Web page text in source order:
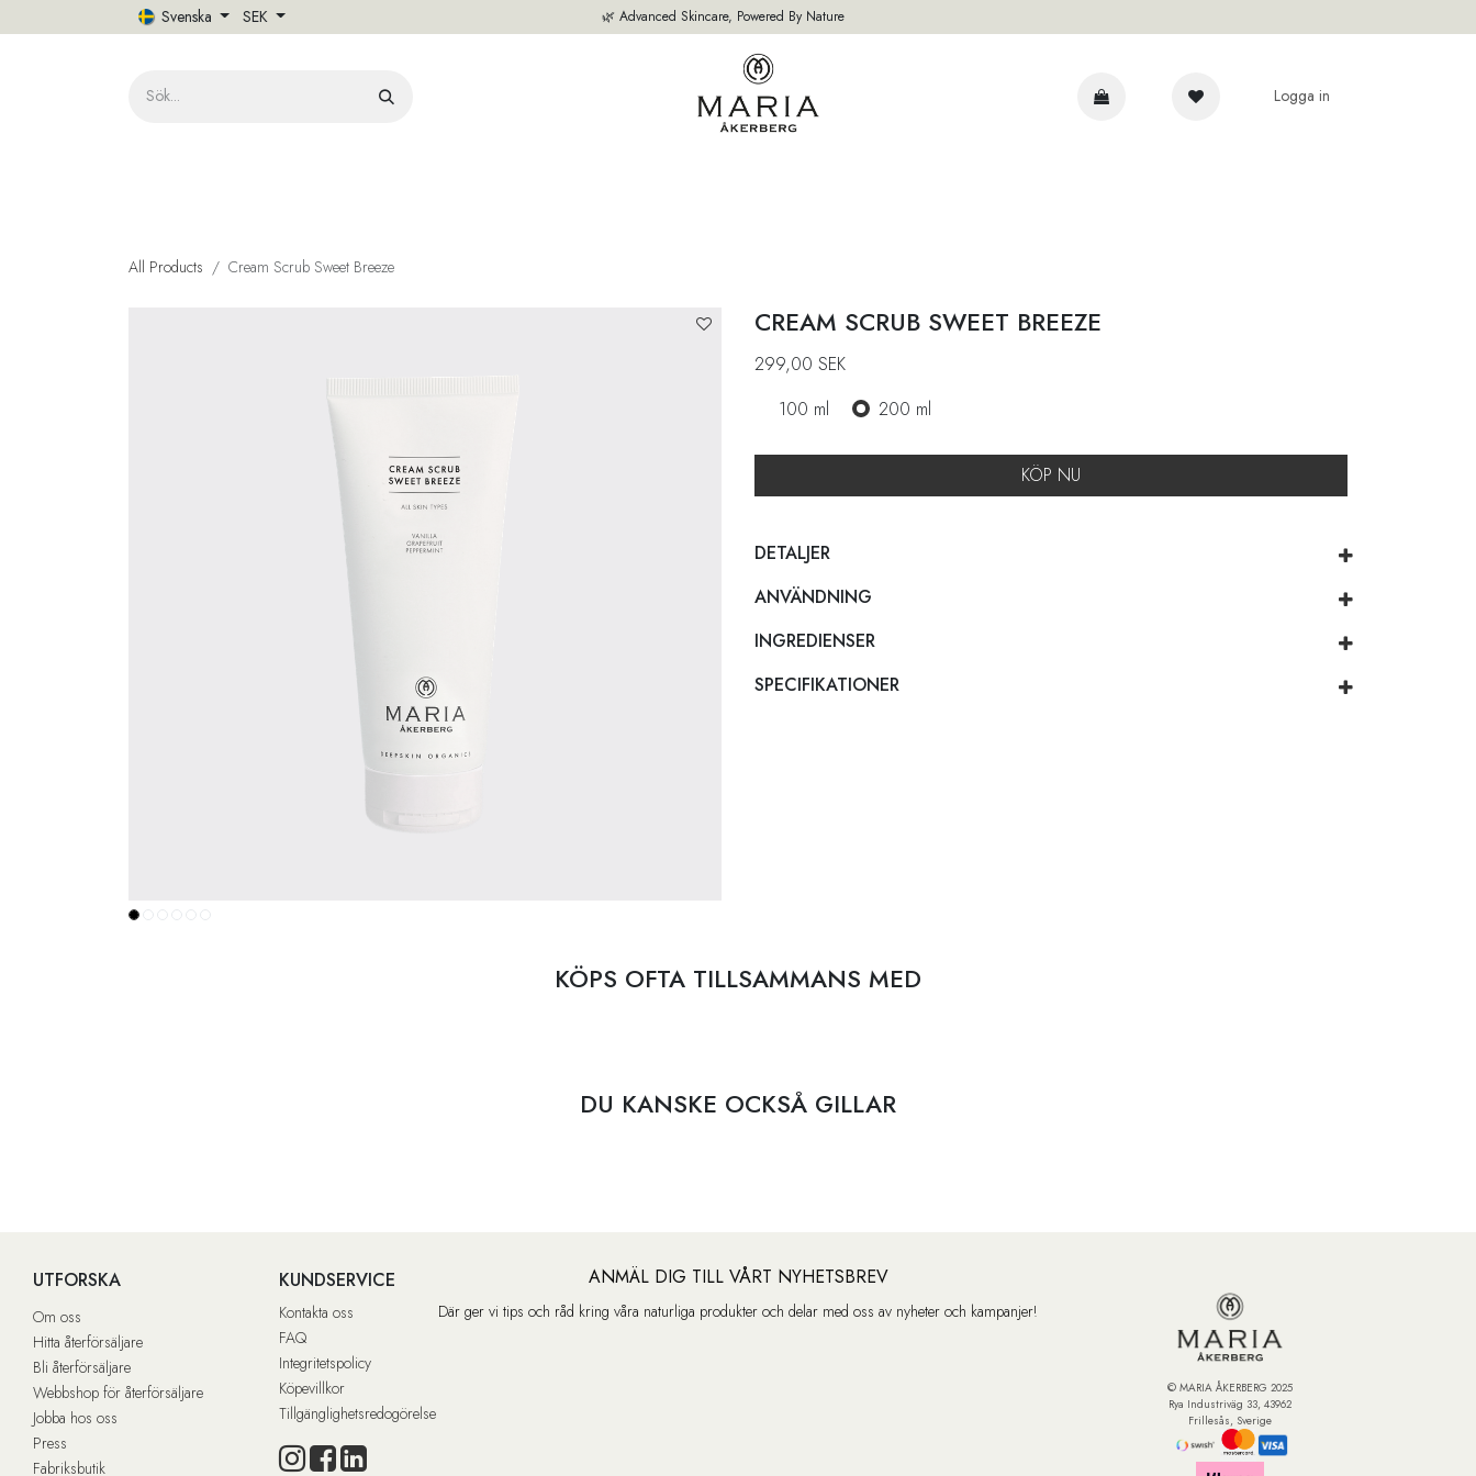
Svenska SEK 🌿 Advanced Skincare, Powered By Nature
Logga in
All Products Cream Scrub Sweet Breeze
CREAM SCRUB SWEET BREEZE
299,00 SEK
100 ml
200 ml
KÖP NU
DETALJER
ANVÄNDNING
INGREDIENSER
SPECIFIKATIONER
KÖPS OFTA TILLSAMMANS MED
DU KANSKE OCKSÅ GILLAR
UTFORSKA
Om oss
Hitta återförsäljare
Bli återförsäljare
Webbshop för återförsäljare
Jobba hos oss
Press
Fabriksbutik
KUNDSERVICE
Kontakta oss
FAQ
Integritetspolicy
Köpevillkor
Tillgänglighetsredogörelse
ANMÄL DIG TILL VÅRT NYHETSBREV
Där ger vi tips och råd kring våra naturliga produkter och delar med oss av nyheter och kampanjer!
© MARIA ÅKERBERG 2025
Rya Industriväg 33, 43962
Frillesås, Sverige